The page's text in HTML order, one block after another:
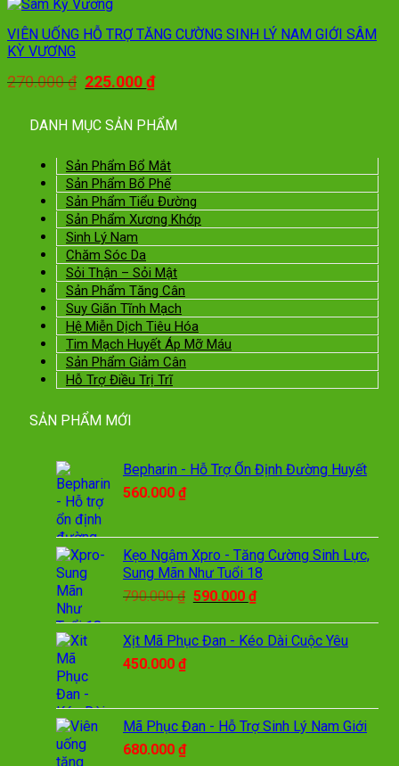
VIÊN UỐNG HỖ TRỢ TĂNG CƯỜNG SINH LÝ NAM GIỚI SÂM
KỲ VƯƠNG
270.000₫ Giá
270.000 ₫.
225.000₫Giá
tại
là:
DANH MỤC SẢN PHẨM
Sản Phẩm Bổ Mắt
Sản Phẩm Bổ Phế
Sản Phẩm Tiểu Đường
Sản Phẩm Xương Khớp
Sinh Lý Nam
Chăm Sóc Da
Sỏi Thận – Sỏi Mật
Sản Phẩm Tăng Cân
Suy Giãn Tĩnh Mạch
Hệ Miễn Dịch Tiêu Hóa
Tim Mạch Huyết Áp Mỡ Máu
Sản Phẩm Giảm Cân
Hỗ Trợ Điều Trị Trĩ
SẢN PHẨM MỚI
Bepharin - Hỗ Trợ Ổn Định Đường Huyết
560.000 ₫
Kẹo Ngậm Xpro - Tăng Cường Sinh Lực,
Sung Mãn Như Tuổi 18
790.000₫ Giá
là:
790.000 ₫.
590.000 ₫Giá
tại
là:
Xịt Mã Phục Đan - Kéo Dài Cuộc Yêu
450.000 ₫
Mã Phục Đan - Hỗ Trợ Sinh Lý Nam Giới
680.000 ₫